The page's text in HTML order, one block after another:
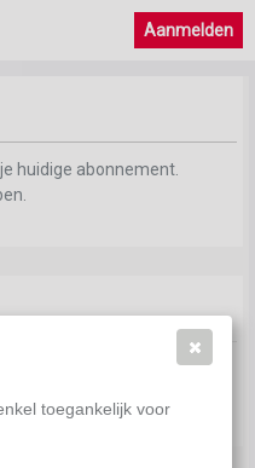
Aanmelden
huidige abonnement.
huidige abonnement.
toegankelijk voor